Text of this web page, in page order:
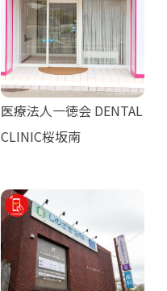
医療法人一徳会 DENTAL
CLINIC桜坂南